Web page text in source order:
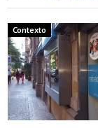
Contexto